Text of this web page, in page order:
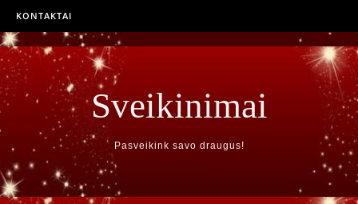
KONTAKTAI
Sveikinimai
Pasveikink savo draugus!